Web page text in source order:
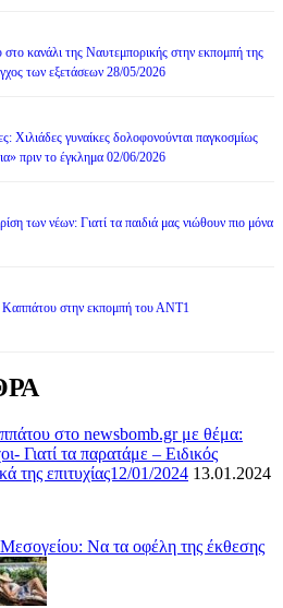
κανάλι της Ναυτεμπορικής στην εκπομπή της
των εξετάσεων 28/05/2026
Χιλιάδες γυναίκες δολοφονούνται παγκοσμίως
πριν το έγκλημα 02/06/2026
των νέων: Γιατί τα παιδιά μας νιώθουν πιο μόνα
στην εκπομπή του ΑΝΤ1
στο newsbomb.gr με θέμα:
Γιατί τα παρατάμε – Ειδικός
της επιτυχίας12/01/2024 13.01.2024
Να τα οφέλη της έκθεσης